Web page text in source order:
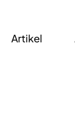
Artikel